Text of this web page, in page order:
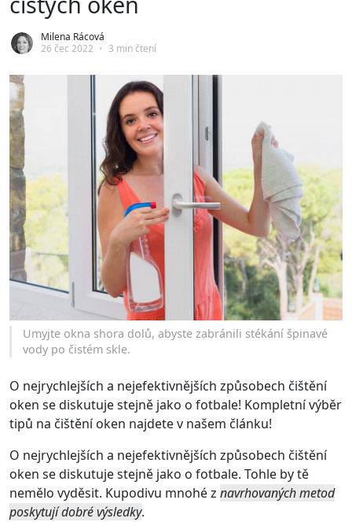
Milena Rácová
26 čec 2022 • 3 min čtení
Umyjte okna shora dolů, abyste zabránili stékání špinavé
vody po čistém skle.
O nejrychlejších a nejefektivnějších způsobech čištění
oken se diskutuje stejně jako o fotbale! Kompletní výběr
tipů na čištění oken najdete v našem článku!
O nejrychlejších a nejefektivnějších způsobech čištění
oken se diskutuje stejně jako o fotbale. Tohle by tě
nemělo vyděsit. Kupodivu mnohé z navrhovaných metod
poskytují dobré výsledky.